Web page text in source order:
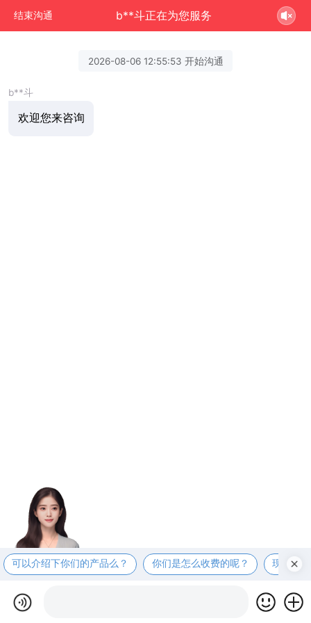
结束沟通 b**斗正在为您服务
2026-08-06 12:55:53 开始沟通
b**斗
欢迎您来咨询
可以介绍下你们的产品么？ 你们是怎么收费的呢？ 现在有